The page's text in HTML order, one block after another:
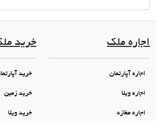
اجاره ملک
اجاره آپارتمان
اجاره ویلا
اجاره مغازه
خرید
خرید
خرید زمین
خرید ویلا